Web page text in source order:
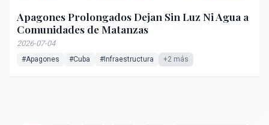
Apagones Prolongados Dejan Sin Luz Ni Agua a
Comunidades de Matanzas
2026-07-04
#Apagones #Cuba #Infraestructura +2 más